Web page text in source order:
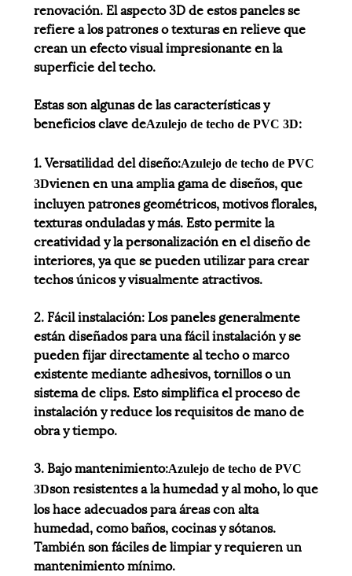
renovación. El aspecto 3D de estos paneles se
refiere a los patrones o texturas en relieve que
crean un efecto visual impresionante en la
superficie del techo.
Estas son algunas de las características y
beneficios clave deAzulejo de techo de PVC 3D:
1. Versatilidad del diseño:Azulejo de techo de PVC
3Dvienen en una amplia gama de diseños, que
incluyen patrones geométricos, motivos florales,
texturas onduladas y más. Esto permite la
creatividad y la personalización en el diseño de
interiores, ya que se pueden utilizar para crear
techos únicos y visualmente atractivos.
2. Fácil instalación: Los paneles generalmente
están diseñados para una fácil instalación y se
pueden fijar directamente al techo o marco
existente mediante adhesivos, tornillos o un
sistema de clips. Esto simplifica el proceso de
instalación y reduce los requisitos de mano de
obra y tiempo.
3. Bajo mantenimiento:Azulejo de techo de PVC
3Dson resistentes a la humedad y al moho, lo que
los hace adecuados para áreas con alta
humedad, como baños, cocinas y sótanos.
También son fáciles de limpiar y requieren un
mantenimiento mínimo.